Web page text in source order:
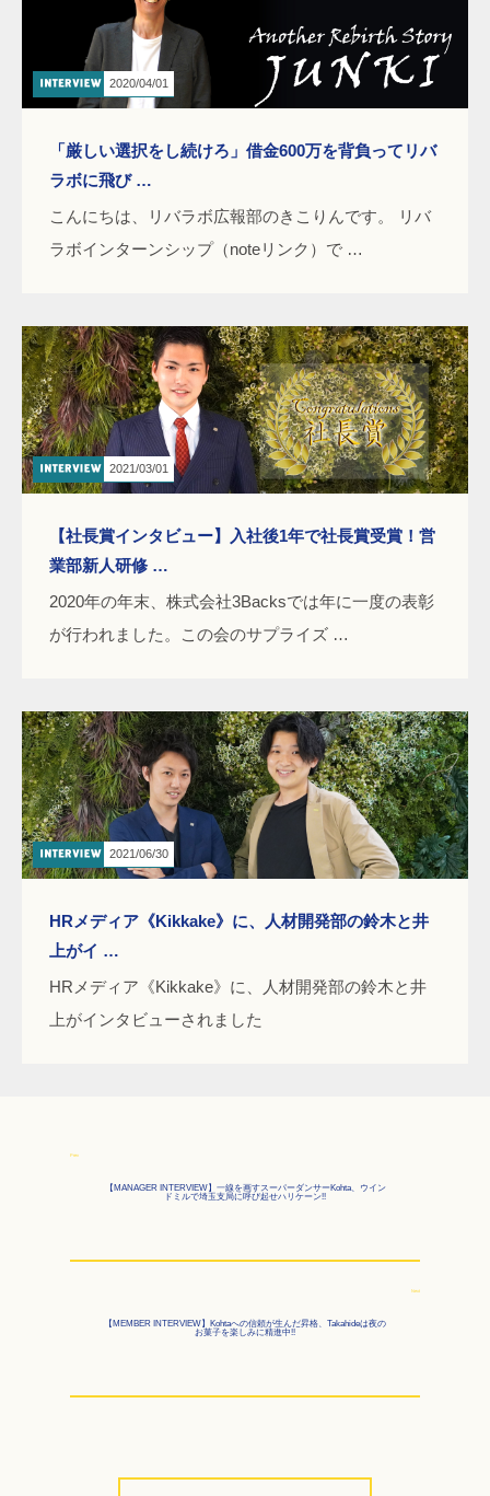
2020/04/01
「厳しい選択をし続けろ」借金600万を背負ってリバ
ラボに飛び …
こんにちは、リバラボ広報部のきこりんです。 リバ
ラボインターンシップ（noteリンク）で …
2021/03/01
【社長賞インタビュー】入社後1年で社長賞受賞！営
業部新人研修 …
2020年の年末、株式会社3Backsでは年に一度の表彰
が行われました。この会のサプライズ …
2021/06/30
HRメディア《Kikkake》に、人材開発部の鈴木と井
上がイ …
HRメディア《Kikkake》に、人材開発部の鈴木と井
上がインタビューされました
Prev
【MANAGER INTERVIEW】一線を画すスーパーダンサーKohta、ウイン
ドミルで埼玉支局に呼び起せハリケーン!!
Next
【MEMBER INTERVIEW】Kohtaへの信頼が生んだ昇格、Takahideは夜の
お菓子を楽しみに精進中!!